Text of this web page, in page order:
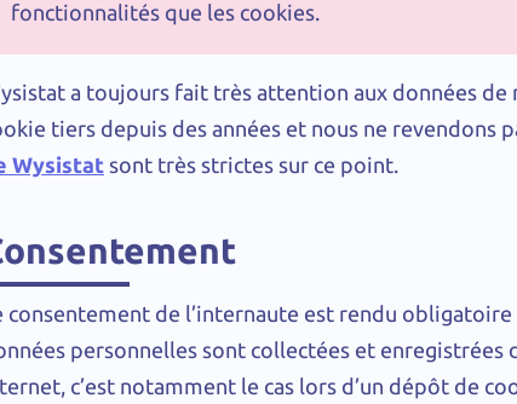
fonctionnalités que les cookies.
a toujours fait très attention aux données de
tiers depuis des années et nous ne revendons
Wysistat sont très strictes sur ce point.
consentement de l’internaute est rendu obligatoire
personnelles sont collectées et
c’est notamment le cas lors d’un dépôt de